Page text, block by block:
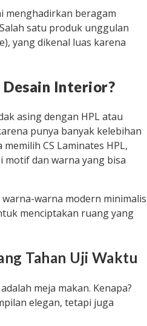
menghadirkan beragam
satu produk unggulan
yang dikenal luas karena
Desain Interior?
asing dengan HPL atau
punya banyak kelebihan
CS Laminates HPL,
motif dan warna yang bisa
warna modern minimalis
menciptakan ruang yang
Tahan Uji Waktu
meja makan. Kenapa?
elegan, tetapi juga